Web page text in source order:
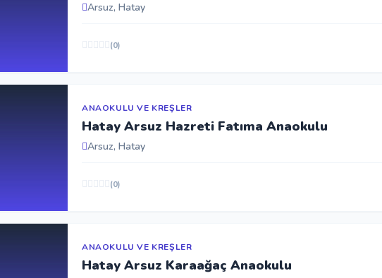
Arsuz, Hatay
(0)
ANAOKULU VE KREŞLER
Hatay Arsuz Hazreti Fatıma Anaokulu
Arsuz, Hatay
(0)
ANAOKULU VE KREŞLER
Hatay Arsuz Karaağaç Anaokulu